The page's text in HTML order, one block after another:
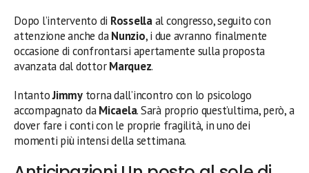
Dopo l’intervento di Rossellaal congresso, seguito con
attenzione anche daNunzio, i due avranno finalmente
occasione di confrontarsi apertamente sulla proposta
avanzata dal dottorMarquez.
IntantoJimmytorna dall’incontro con lo psicologo
accompagnato daMicaela. Sarà proprio quest’ultima, però, a
dover fare i conti con le proprie fragilità, in uno dei
momenti più intensi della settimana.